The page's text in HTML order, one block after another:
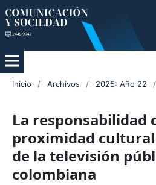
Inicio / Archivos / 2025: Año 22 /
La responsabilidad
proximidad
de la televisión
colombiana